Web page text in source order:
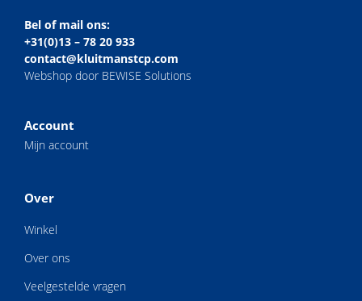
Bel of mail ons:
+31(0)13 – 78 20 933
contact@kluitmanstcp.com
Webshop door BEWISE Solutions
Account
Mijn account
Over
Winkel
Over ons
Veelgestelde vragen